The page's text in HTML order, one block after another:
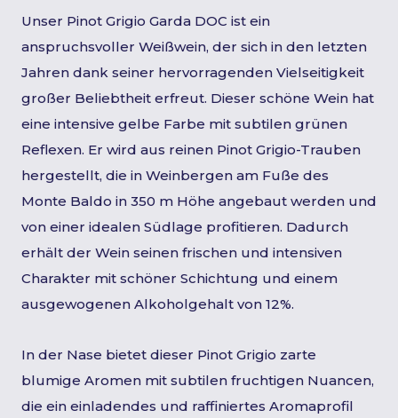
Unser Pinot Grigio Garda DOC ist ein
anspruchsvoller Weißwein, der sich in den letzten
Jahren dank seiner hervorragenden Vielseitigkeit
großer Beliebtheit erfreut. Dieser schöne Wein hat
eine intensive gelbe Farbe mit subtilen grünen
Reflexen. Er wird aus reinen Pinot Grigio-Trauben
hergestellt, die in Weinbergen am Fuße des
Monte Baldo in 350 m Höhe angebaut werden und
von einer idealen Südlage profitieren. Dadurch
erhält der Wein seinen frischen und intensiven
Charakter mit schöner Schichtung und einem
ausgewogenen Alkoholgehalt von 12%.
In der Nase bietet dieser Pinot Grigio zarte
blumige Aromen mit subtilen fruchtigen Nuancen,
die ein einladendes und raffiniertes Aromaprofil